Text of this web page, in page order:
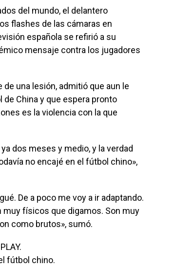
del mundo, el delantero
flashes de las cámaras en
española se refirió a su
mensaje contra los jugadores
de una lesión, admitió que aun le
China y que espera pronto
es la violencia con la que
dos meses y medio, y la verdad
no encajé en el fútbol chino»,
De a poco me voy a ir adaptando.
muy físicos que digamos. Son muy
como brutos», sumó.
.
fútbol chino.